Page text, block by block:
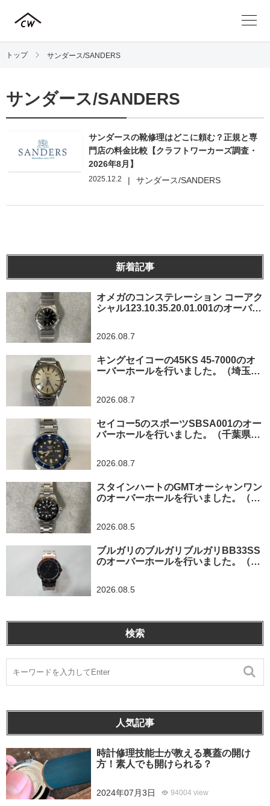
トップ サンダース/SANDERS
サンダース/SANDERS
サンダースの靴修理はどこに頼む？正規と専
門店の料金比較【クラフトワーカーズ調査・
2026年8月】
2025.12.2 | サンダース/SANDERS
新着記事
オメガのコンステレーション コーアク
シャル123.10.35.20.01.001のオーバー
2026.08.7
キングセイコーの45KS 45-7000のオ
ーバーホールを行いました。（埼玉県
2026.08.7
セイコー5のスポーツSBSA001のオー
バーホールを行いました。（千葉県東
2026.08.7
スタインハートのGMTオーシャンワン
のオーバーホールを行いました。（神
2026.08.5
ブルガリのブルガリブルガリBB33SS
のオーバーホールを行いました。（埼
2026.08.5
検索
人気記事
時計修理技能士が教える裏蓋の開け
方！素人でも開けられる？
2024年07月3日 94004 view